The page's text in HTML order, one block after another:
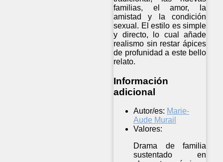
familias, el amor, la
amistad y la condición
sexual. El estilo es simple
y directo, lo cual añade
realismo sin restar ápices
de profunidad a este bello
relato.
Información
adicional
Autor/es: Marie-
Aude Murail
Valores:
Drama de familia
sustentado en